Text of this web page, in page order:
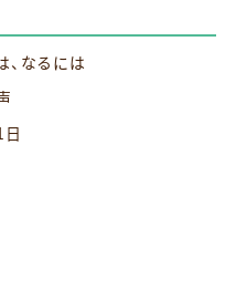
、なるには